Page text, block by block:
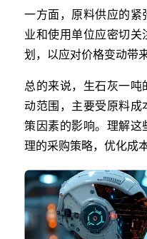
一方面，原料供应的
业和使用单位应密切
划，以应对价格变动带
总的来说，生石灰一
动范围，主要受原料
策因素的影响。理解
理的采购策略，优化成